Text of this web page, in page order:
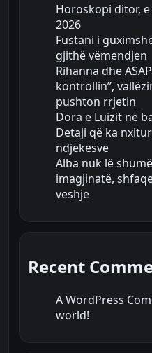
Horoskopi ditor,
2026
Fustani i
gjithë vëmendjen
Rihanna dhe
kontrollin”,
pushton rrjetin
Dora e Luizit në
Detaji që ka
ndjekësve
Alba nuk lë
imagjinatë,
veshje
Recent
A WordPress
world!